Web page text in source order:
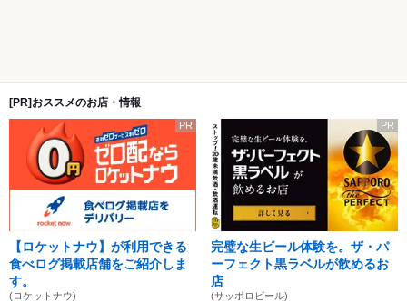
[PR]おススメのお店・情報
PR
【ロケットナウ】が利用できる
食べログ掲載店舗をご紹介しま
す。
(ロケットナウ)
PR
完璧な生ビール体験を。ザ・パ
ーフェクト黒ラベルが飲めるお
店
(サッポロビール)